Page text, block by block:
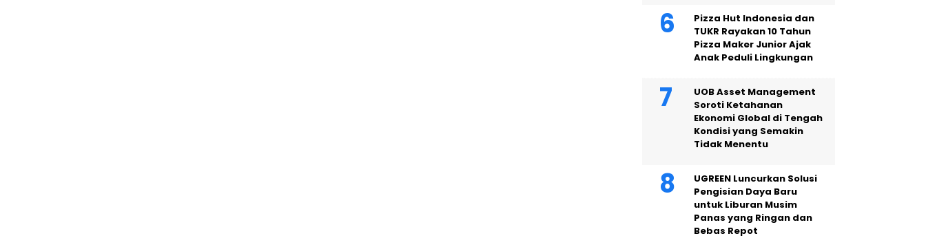
Pizza Hut Indonesia dan
TUKR Rayakan 10 Tahun
Pizza Maker Junior Ajak
Anak Peduli Lingkungan
UOB Asset Management
Soroti Ketahanan
Ekonomi Global di Tengah
Kondisi yang Semakin
Tidak Menentu
UGREEN Luncurkan Solusi
Pengisian Daya Baru
untuk Liburan Musim
Panas yang Ringan dan
Bebas Repot